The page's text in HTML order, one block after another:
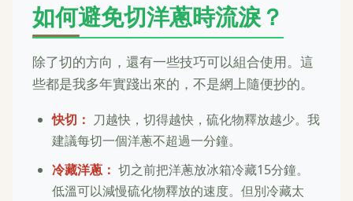
如何避免切洋蔥時流淚？
除了切的方向，還有一些技巧可以組合使用。這
些都是我多年實踐出來的，不是網上隨便抄的。
快切： 刀越快，切得越快，硫化物釋放越少。我
建議每切一個洋蔥不超過一分鐘。
冷藏洋蔥： 切之前把洋蔥放冰箱冷藏15分鐘。
低溫可以減慢硫化物釋放的速度。但別冷藏太